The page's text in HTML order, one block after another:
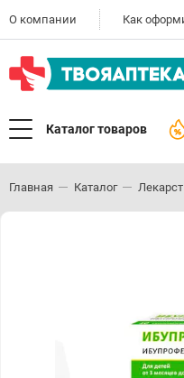
О компании Как
Каталог товаров
Главная Каталог